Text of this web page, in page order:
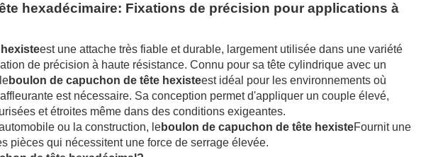
hexadécimaire: Fixations de précision pour applications à
est une attache très fiable et durable, largement utilisée dans une variété
de précision à haute résistance. Connu pour sa tête cylindrique avec un
boulon de capuchon de tête hexisteest idéal pour les environnements où
est nécessaire. Sa conception permet d'appliquer un couple élevé,
et étroites même dans des conditions exigeantes.
ou la construction, leboulon de capuchon de tête hexisteFournit une
pièces qui nécessitent une force de serrage élevée.